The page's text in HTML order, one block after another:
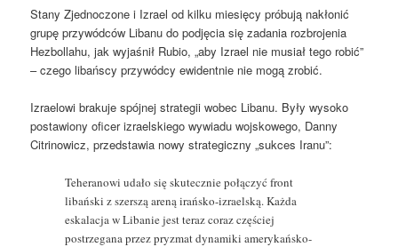
Stany Zjednoczone i Izrael od kilku miesięcy próbują nakłonić
grupę przywódców Libanu do podjęcia się zadania rozbrojenia
Hezbollahu, jak wyjaśnił Rubio, „aby Izrael nie musiał tego robić”
– czego libańscy przywódcy ewidentnie nie mogą zrobić.
Izraelowi brakuje spójnej strategii wobec Libanu. Były wysoko
postawiony oficer izraelskiego wywiadu wojskowego, Danny
Citrinowicz, przedstawia nowy strategiczny „sukces Iranu”:
Teheranowi udało się skutecznie połączyć front
libański z szerszą areną irańsko-izraelską. Każda
eskalacja w Libanie jest teraz coraz częściej
postrzegana przez pryzmat dynamiki amerykańsko-